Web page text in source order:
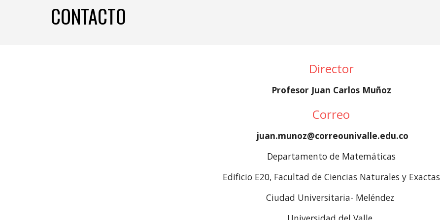
CONTACTO
Director
Profesor Juan Carlos Muñoz
Correo
juan.munoz@correounivalle.edu.co
Departamento de Matemáticas
Edificio E20, Facultad de Ciencias Naturales y Exactas
Ciudad Universitaria- Meléndez